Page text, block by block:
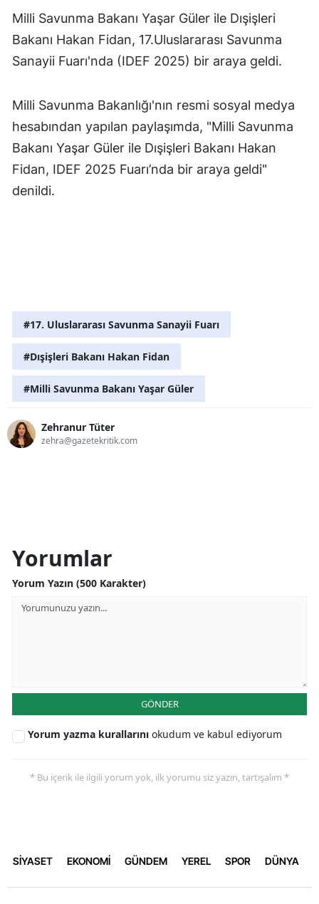
Milli Savunma Bakanı Yaşar Güler ile Dışişleri
Bakanı Hakan Fidan, 17.Uluslararası Savunma
Sanayii Fuarı'nda (IDEF 2025) bir araya geldi.
Milli Savunma Bakanlığı'nın resmi sosyal medya
hesabından yapılan paylaşımda, "Milli Savunma
Bakanı Yaşar Güler ile Dışişleri Bakanı Hakan
Fidan, IDEF 2025 Fuarı’nda bir araya geldi"
denildi.
#17. Uluslararası Savunma Sanayii Fuarı
#Dışişleri Bakanı Hakan Fidan
#Milli Savunma Bakanı Yaşar Güler
Zehranur Tüter
zehra@gazetekritik.com
Yorumlar
Yorum Yazın (500 Karakter)
GÖNDER
Yorum yazma kurallarını okudum ve kabul ediyorum
* Bu içerik ile ilgili yorum yok, ilk yorumu siz yazın, tartışalım *
SİYASET EKONOMİ GÜNDEM YEREL SPOR DÜNYA